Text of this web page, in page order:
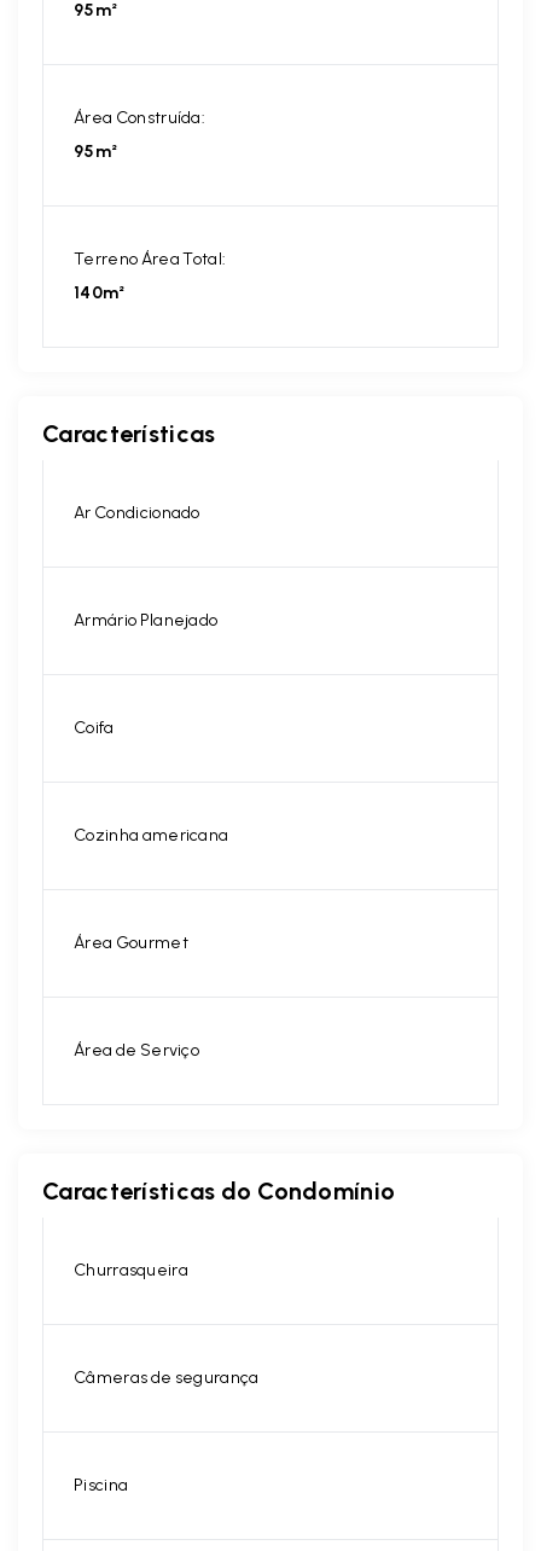
95m²
Área Construída:
95m²
Terreno Área Total:
140m²
Características
Ar Condicionado
Armário Planejado
Coifa
Cozinha americana
Área Gourmet
Área de Serviço
Características do Condomínio
Churrasqueira
Câmeras de segurança
Piscina